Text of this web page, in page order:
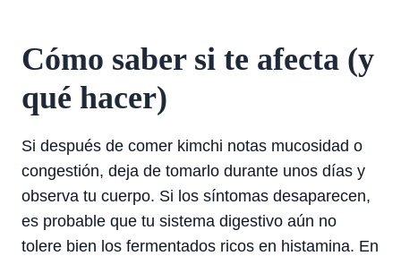
Cómo saber si te afecta (y
qué hacer)
Si después de comer kimchi notas mucosidad o
congestión, deja de tomarlo durante unos días y
observa tu cuerpo. Si los síntomas desaparecen,
es probable que tu sistema digestivo aún no
tolere bien los fermentados ricos en histamina. En